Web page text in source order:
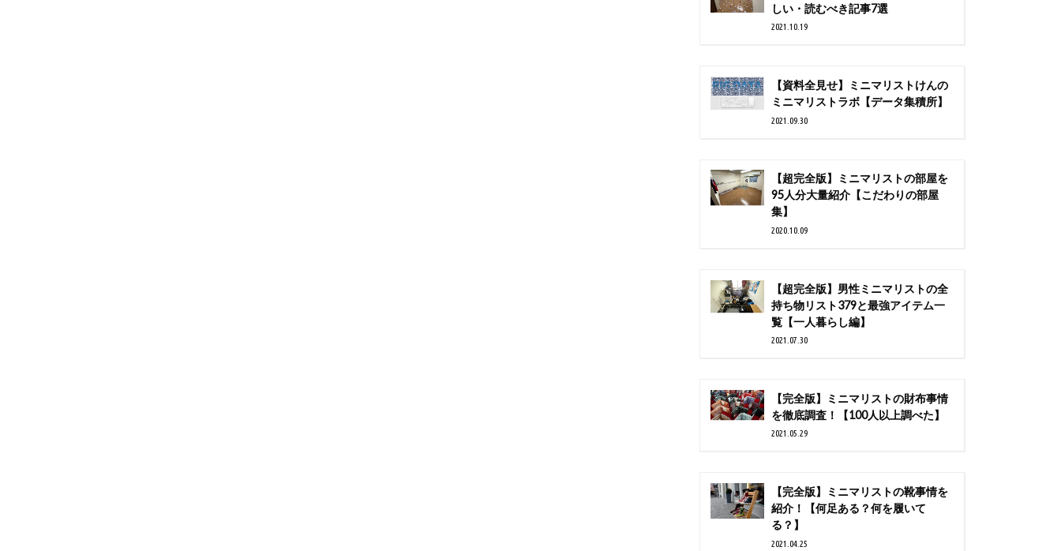
しい・読むべき記事7選
2021.10.19
【資料全見せ】ミニマリストけんの
ミニマリストラボ【データ集積所】
2021.09.30
【超完全版】ミニマリストの部屋を
95人分大量紹介【こだわりの部屋
集】
2020.10.09
【超完全版】男性ミニマリストの全
持ち物リスト379と最強アイテム一
覧【一人暮らし編】
2021.07.30
【完全版】ミニマリストの財布事情
を徹底調査！【100人以上調べた】
2021.05.29
【完全版】ミニマリストの靴事情を
紹介！【何足ある？何を履いて
る？】
2021.04.25